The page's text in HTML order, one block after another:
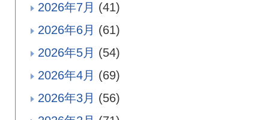
2026年7月 (41)
2026年6月 (61)
2026年5月 (54)
2026年4月 (69)
2026年3月 (56)